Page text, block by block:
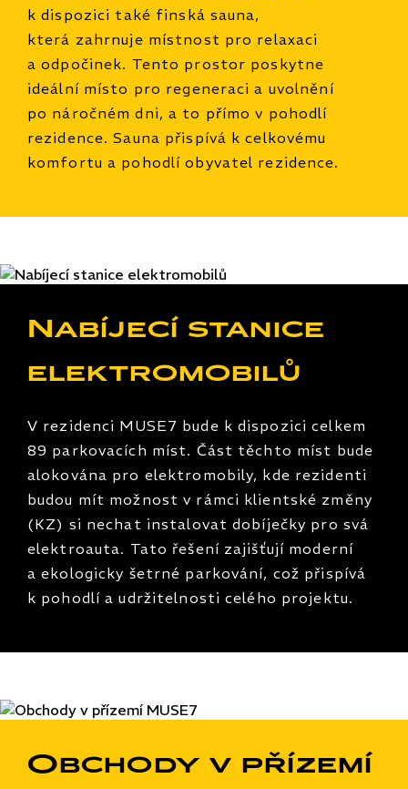
k dispozici také finská sauna,
která zahrnuje místnost pro relaxaci
a odpočinek. Tento prostor poskytne
ideální místo pro regeneraci a uvolnění
po náročném dni, a to přímo v pohodlí
rezidence. Sauna přispívá k celkovému
komfortu a pohodlí obyvatel rezidence.
Nabíjecí stanice
elektromobilů
V rezidenci MUSE7 bude k dispozici celkem
89 parkovacích míst. Část těchto míst bude
alokována pro elektromobily, kde rezidenti
budou mít možnost v rámci klientské změny
(KZ) si nechat instalovat dobíječky pro svá
elektroauta. Tato řešení zajišťují moderní
a ekologicky šetrné parkování, což přispívá
k pohodlí a udržitelnosti celého projektu.
Obchody v přízemí